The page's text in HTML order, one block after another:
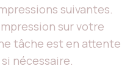
suivantes.
sur votre
tâche est en attente
nécessaire.